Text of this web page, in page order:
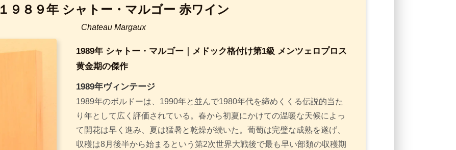
１９８９年 シャトー・マルゴー 赤ワイン
Chateau Margaux
1989年 シャトー・マルゴー｜メドック格付け第1級 メンツェロプロス
黄金期の傑作
1989年ヴィンテージ
1989年のボルドーは、1990年と並んで1980年代を締めくくる伝説的当た
り年として広く評価されている。春から初夏にかけての温暖な天候によっ
て開花は早く進み、夏は猛暑と乾燥が続いた。葡萄は完璧な成熟を遂げ、
収穫は8月後半から始まるという第2次世界大戦後で最も早い部類の収穫期